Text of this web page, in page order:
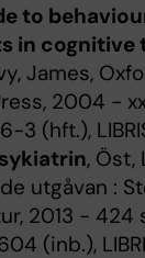
to
in cognitive
James,
2004 -
3 (hft.),
, Öst,
utgåvan :
2013 - 424
(inb.),